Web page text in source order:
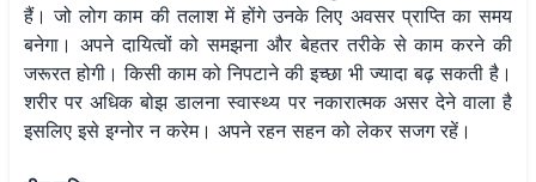
हैं। जो लोग काम की तलाश में होंगे उनके लिए अवसर प्राप्ति का समय
बनेगा। अपने दायित्वों को समझना और बेहतर तरीके से काम करने की
जरूरत होगी। किसी काम को निपटाने की इच्छा भी ज्यादा बढ़ सकती है।
शरीर पर अधिक बोझ डालना स्वास्थ्य पर नकारात्मक असर देने वाला है
इसलिए इसे इग्नोर न करेम। अपने रहन सहन को लेकर सजग रहें।